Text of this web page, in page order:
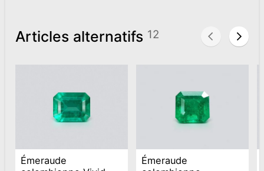
Articles alternatifs 12
Émeraude
Émeraude